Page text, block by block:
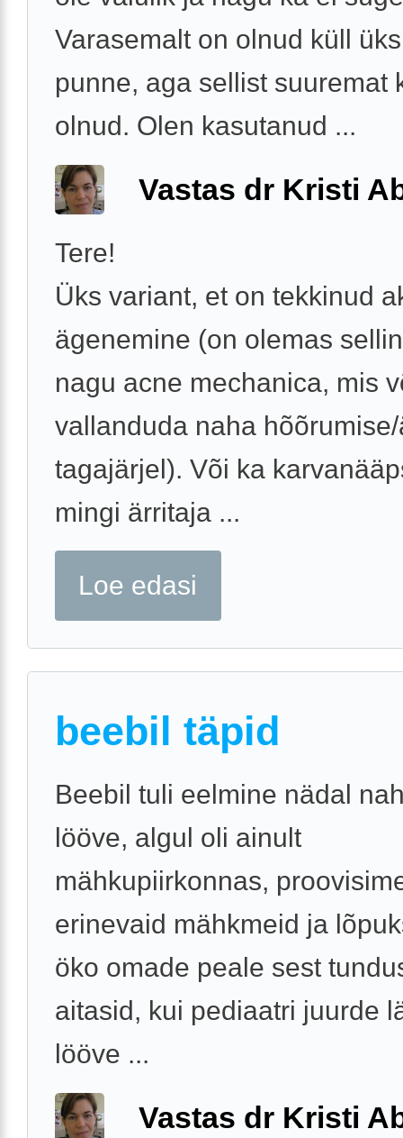
Varasemalt on olnud küll
punne, aga sellist suuremat
olnud. Olen kasutanud ...
Vastas dr Kristi
Tere!
Üks variant, et on tekkinud
ägenemine (on olemas
nagu acne mechanica, mis
vallanduda naha
tagajärjel). Või ka
mingi ärritaja ...
Loe edasi
beebil täpid
Beebil tuli eelmine nädal
lööve, algul oli ainult
mähkupiirkonnas,
erinevaid mähkmeid ja
öko omade peale sest
aitasid, kui pediaatri juurde
lööve ...
Vastas dr Kristi